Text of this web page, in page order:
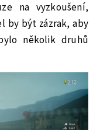
na vyzkoušení,
by být zázrak, aby
několik druhů